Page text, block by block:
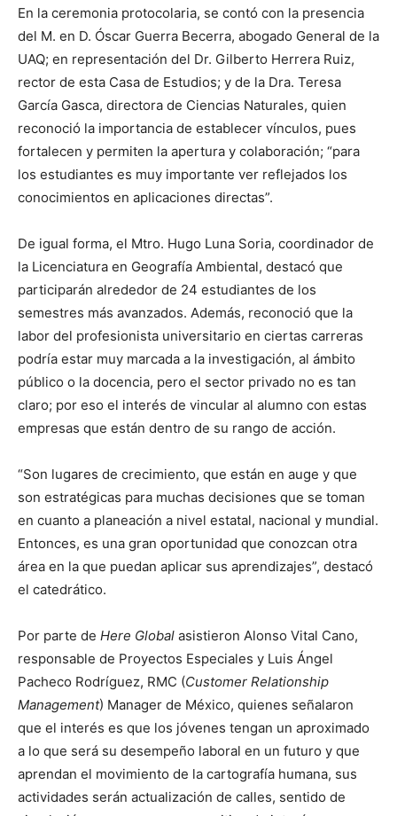
En la ceremonia protocolaria, se contó con la presencia
del M. en D. Óscar Guerra Becerra, abogado General de la
UAQ; en representación del Dr. Gilberto Herrera Ruiz,
rector de esta Casa de Estudios; y de la Dra. Teresa
García Gasca, directora de Ciencias Naturales, quien
reconoció la importancia de establecer vínculos, pues
fortalecen y permiten la apertura y colaboración; “para
los estudiantes es muy importante ver reflejados los
conocimientos en aplicaciones directas”.
De igual forma, el Mtro. Hugo Luna Soria, coordinador de
la Licenciatura en Geografía Ambiental, destacó que
participarán alrededor de 24 estudiantes de los
semestres más avanzados. Además, reconoció que la
labor del profesionista universitario en ciertas carreras
podría estar muy marcada a la investigación, al ámbito
público o la docencia, pero el sector privado no es tan
claro; por eso el interés de vincular al alumno con estas
empresas que están dentro de su rango de acción.
“Son lugares de crecimiento, que están en auge y que
son estratégicas para muchas decisiones que se toman
en cuanto a planeación a nivel estatal, nacional y mundial.
Entonces, es una gran oportunidad que conozcan otra
área en la que puedan aplicar sus aprendizajes”, destacó
el catedrático.
Por parte de Here Global asistieron Alonso Vital Cano,
responsable de Proyectos Especiales y Luis Ángel
Pacheco Rodríguez, RMC (Customer Relationship
Management) Manager de México, quienes señalaron
que el interés es que los jóvenes tengan un aproximado
a lo que será su desempeño laboral en un futuro y que
aprendan el movimiento de la cartografía humana, sus
actividades serán actualización de calles, sentido de